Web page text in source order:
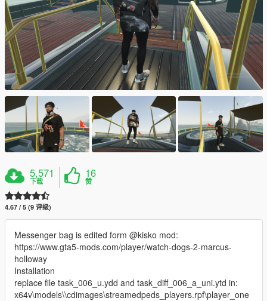
5,571
下载
16
赞
4.67 / 5 (9 评级)
Messenger bag is edited form @kisko mod:
https://www.gta5-mods.com/player/watch-dogs-2-marcus-
holloway
Installation
replace file task_006_u.ydd and task_diff_006_a_uni.ytd in:
x64v\models\\cdimages\streamedpeds_players.rpf\player_one